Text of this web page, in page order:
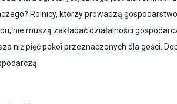
Rolnicy, którzy prowadzą
nie muszą zakładać działalności
niż pięć pokoi przeznaczonych dla gości.